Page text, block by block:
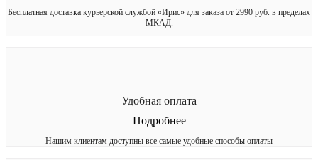
Бесплатная доставка курьерской службой «Ирис» для заказа от 2990 руб. в пределах
МКАД.
Удобная оплата
Подробнее
Нашим клиентам доступны все самые удобные способы оплаты